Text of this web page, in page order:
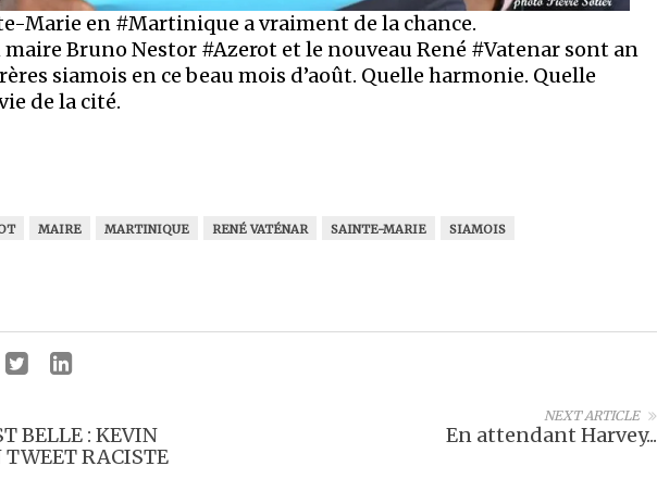
Marie en #Martinique a vraiment de la chance.
maire Bruno Nestor #Azerot et le nouveau René #Vatenar sont an
siamois en ce beau mois d’août. Quelle harmonie. Quelle
de la cité.
MAIRE MARTINIQUE RENÉ VATÉNAR SAINTE-MARIE SIAMOIS
NEXT ARTICLE
En attendant Harvey...
BELLE : KEVIN
RACISTE